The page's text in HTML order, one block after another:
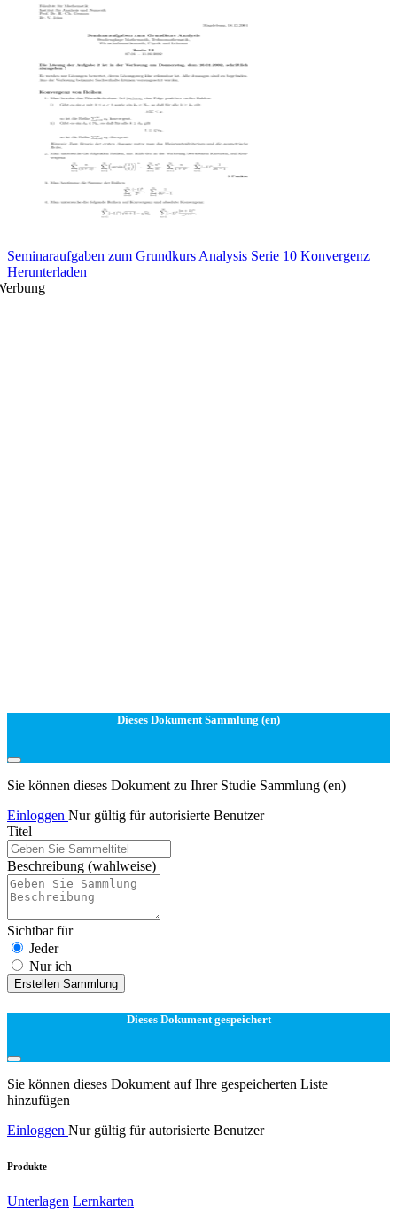
Seminaraufgaben zum Grundkurs Analysis Serie 10 Konvergenz
Herunterladen
Dieses Dokument Sammlung (en)
Sie können dieses Dokument zu Ihrer Studie Sammlung (en)
Einloggen Nur gültig für autorisierte Benutzer
Titel
Beschreibung (wahlweise)
Sichtbar für
Jeder
Nur ich
Erstellen Sammlung
Dieses Dokument gespeichert
Sie können dieses Dokument auf Ihre gespeicherten Liste
hinzufügen
Einloggen Nur gültig für autorisierte Benutzer
Produkte
Unterlagen Lernkarten